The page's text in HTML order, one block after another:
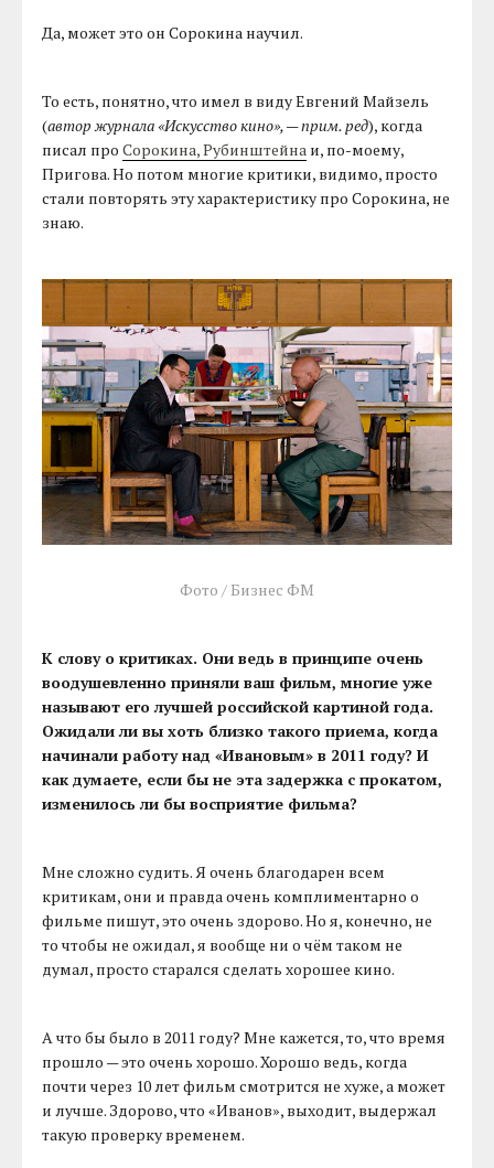
Да, может это он Сорокина научил.
То есть, понятно, что имел в виду Евгений Майзель
(автор журнала «Искусство кино», — прим. ред), когда
писал проСорокина, Рубинштейна и, по-моему,
Пригова. Но потом многие критики, видимо, просто
стали повторять эту характеристику про Сорокина, не
знаю.
Фото / Бизнес ФМ
К слову о критиках. Они ведь в принципе очень
воодушевленно приняли ваш фильм, многие уже
называют его лучшей российской картиной года.
Ожидали ли вы хоть близко такого приема, когда
начинали работу над «Ивановым» в 2011 году? И
как думаете, если бы не эта задержка с прокатом,
изменилось ли бы восприятие фильма?
Мне сложно судить. Я очень благодарен всем
критикам, они и правда очень комплиментарно о
фильме пишут, это очень здорово. Но я, конечно, не
то чтобы не ожидал, я вообще ни о чём таком не
думал, просто старался сделать хорошее кино.
А что бы было в 2011 году? Мне кажется, то, что время
прошло — это очень хорошо. Хорошо ведь, когда
почти через 10 лет фильм смотрится не хуже, а может
и лучше. Здорово, что «Иванов», выходит, выдержал
такую проверку временем.